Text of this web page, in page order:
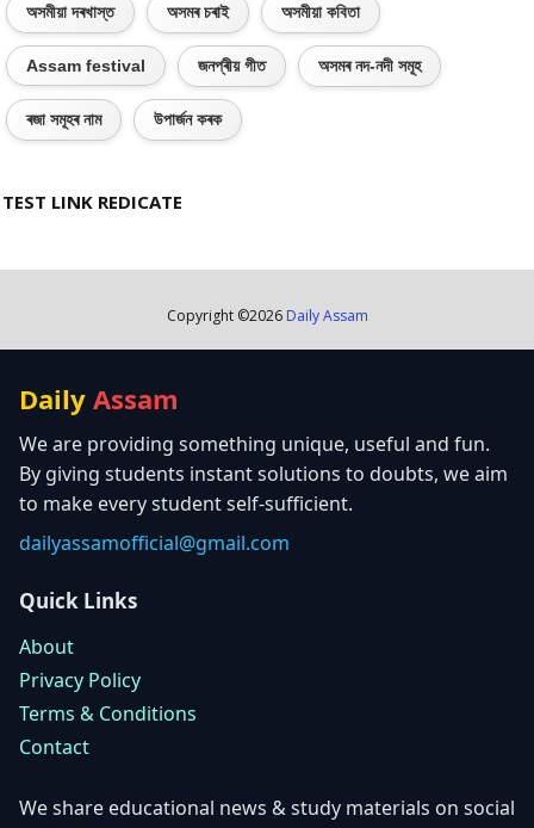
অসমীয়া দৰখাস্ত অসমৰ চৰাই অসমীয়া কবিতা
Assam festival জনপ্ৰীয় গীত অসমৰ নদ-নদী সমূহ
ৰজা সমূহৰ নাম উপাৰ্জন কৰক
TEST LINK REDICATE
Copyright ©2026 Daily Assam
Daily Assam
We are providing something unique, useful and fun.
By giving students instant solutions to doubts, we aim
to make every student self-sufficient.
dailyassamofficial@gmail.com
Quick Links
About
Privacy Policy
Terms & Conditions
Contact
We share educational news & study materials on social